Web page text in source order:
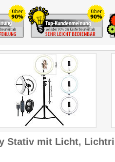
Stativ mit Licht,